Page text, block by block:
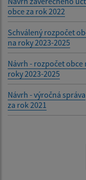
obce za rok 2022
Schválený rozpočet
na roky 2023-2025
Návrh - rozpočet obce
roky 2023-2025
Návrh - výročná správa
za rok 2021